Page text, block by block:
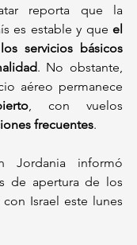
reporta que la
es estable y que el
servicios básicos
. No obstante,
, con vuelos
frecuentes.
Jordania informó
de apertura de los
Israel este lunes